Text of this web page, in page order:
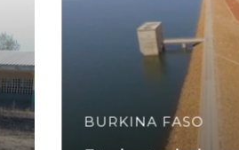
BURKINA FASO